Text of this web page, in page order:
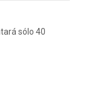
sólo 40